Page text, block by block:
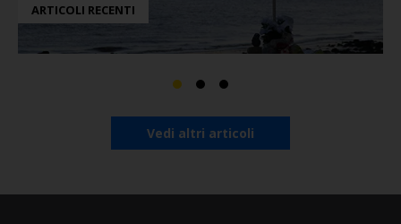
ARTICOLI RECENTI
Vedi altri articoli